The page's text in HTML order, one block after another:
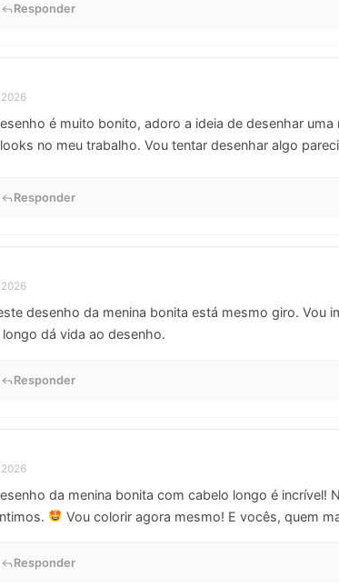
Responder
é muito bonito, adoro a ideia de desenhar
no meu trabalho. Vou tentar desenhar algo
Responder
desenho da menina bonita está mesmo giro.
dá vida ao desenho.
Responder
da menina bonita com cabelo longo é
Vou colorir agora mesmo! E vocês, quem
Responder